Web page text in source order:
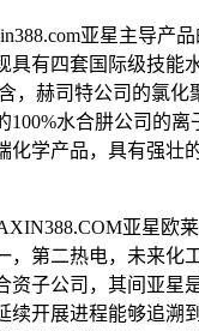
亚星主导产品
具有四套国际级技能
，赫司特公司的氯化
100%水合肼公司的离
化学产品，具有强壮
亚星欧莱
，第二热电，未来化
资子公司，其间亚星
续开展进程能够追溯